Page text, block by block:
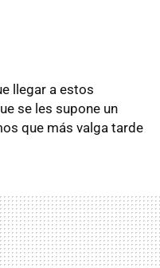
llegar a estos
se les supone un
que más valga tarde